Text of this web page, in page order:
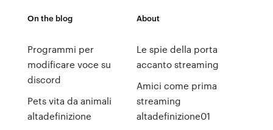
On the blog
Programmi per
modificare voce su
discord
Pets vita da animali
altadefinizione
About
Le spie della porta
accanto streaming
Amici come prima
streaming
altadefinizione01